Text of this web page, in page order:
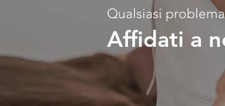
Qualsiasi
Affidati a